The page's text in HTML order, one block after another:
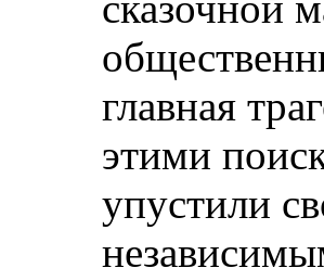
главная
этими
упустили